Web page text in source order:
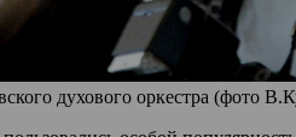
духового оркестра (фото